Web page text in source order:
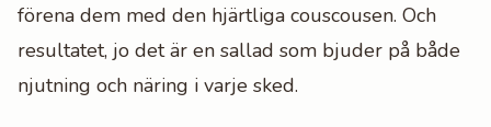
förena dem med den hjärtliga couscousen. Och
resultatet, jo det är en sallad som bjuder på både
njutning och näring i varje sked.